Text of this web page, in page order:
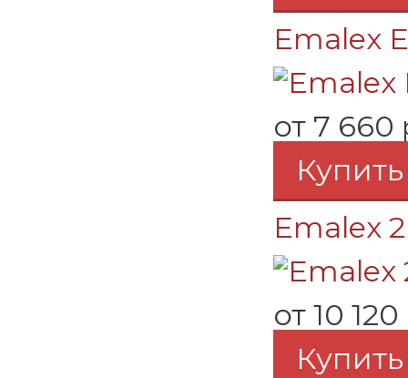
Emalex
от 7 660
Купить
Emalex
от 10
Купить